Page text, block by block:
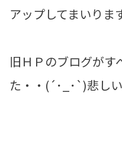
アップしてまいり
旧ＨＰのブログがす
た・・(´･_･`)悲しい